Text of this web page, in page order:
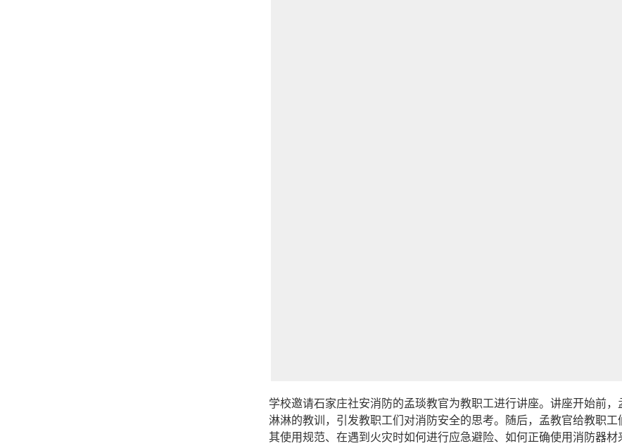
学校邀请石家庄社安消防的孟琰教官为教职工进行讲座。讲座开始前
淋淋的教训，引发教职工们对消防安全的思考。随后，孟教官给教职
其使用规范、在遇到火灾时如何进行应急避险、如何正确使用消防器材